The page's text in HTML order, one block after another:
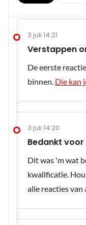
3 juli 14:21
Verstappen
De eerste
binnen. Die kan
3 juli 14:20
Bedankt
Dit was 'm wat
kwalificatie.
alle reacties van